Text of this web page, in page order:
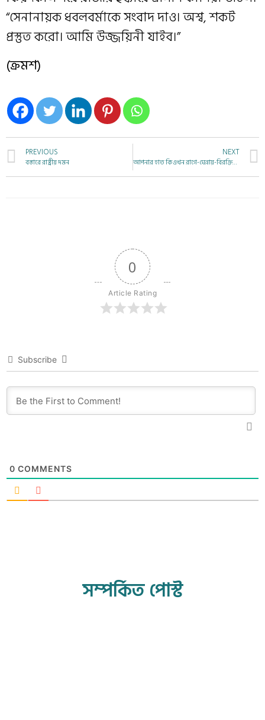
“সেনানায়ক ধবলবর্মাকে সংবাদ দাও। অশ্ব, শকট
প্রস্তুত করো। আমি উজ্জয়িনী যাইব।”
(ক্রমশ)
PREVIOUS
বস্তারে রাষ্ট্রীয় দমন
NEXT
আপনার হাত কি এখন রাগে-ঘেন্নায়-বিরক্তিতে প্রতিবাদে মুষ্টিবদ্ধ হবে?
0
Article Rating
Subscribe
0 COMMENTS
সম্পর্কিত পোস্ট